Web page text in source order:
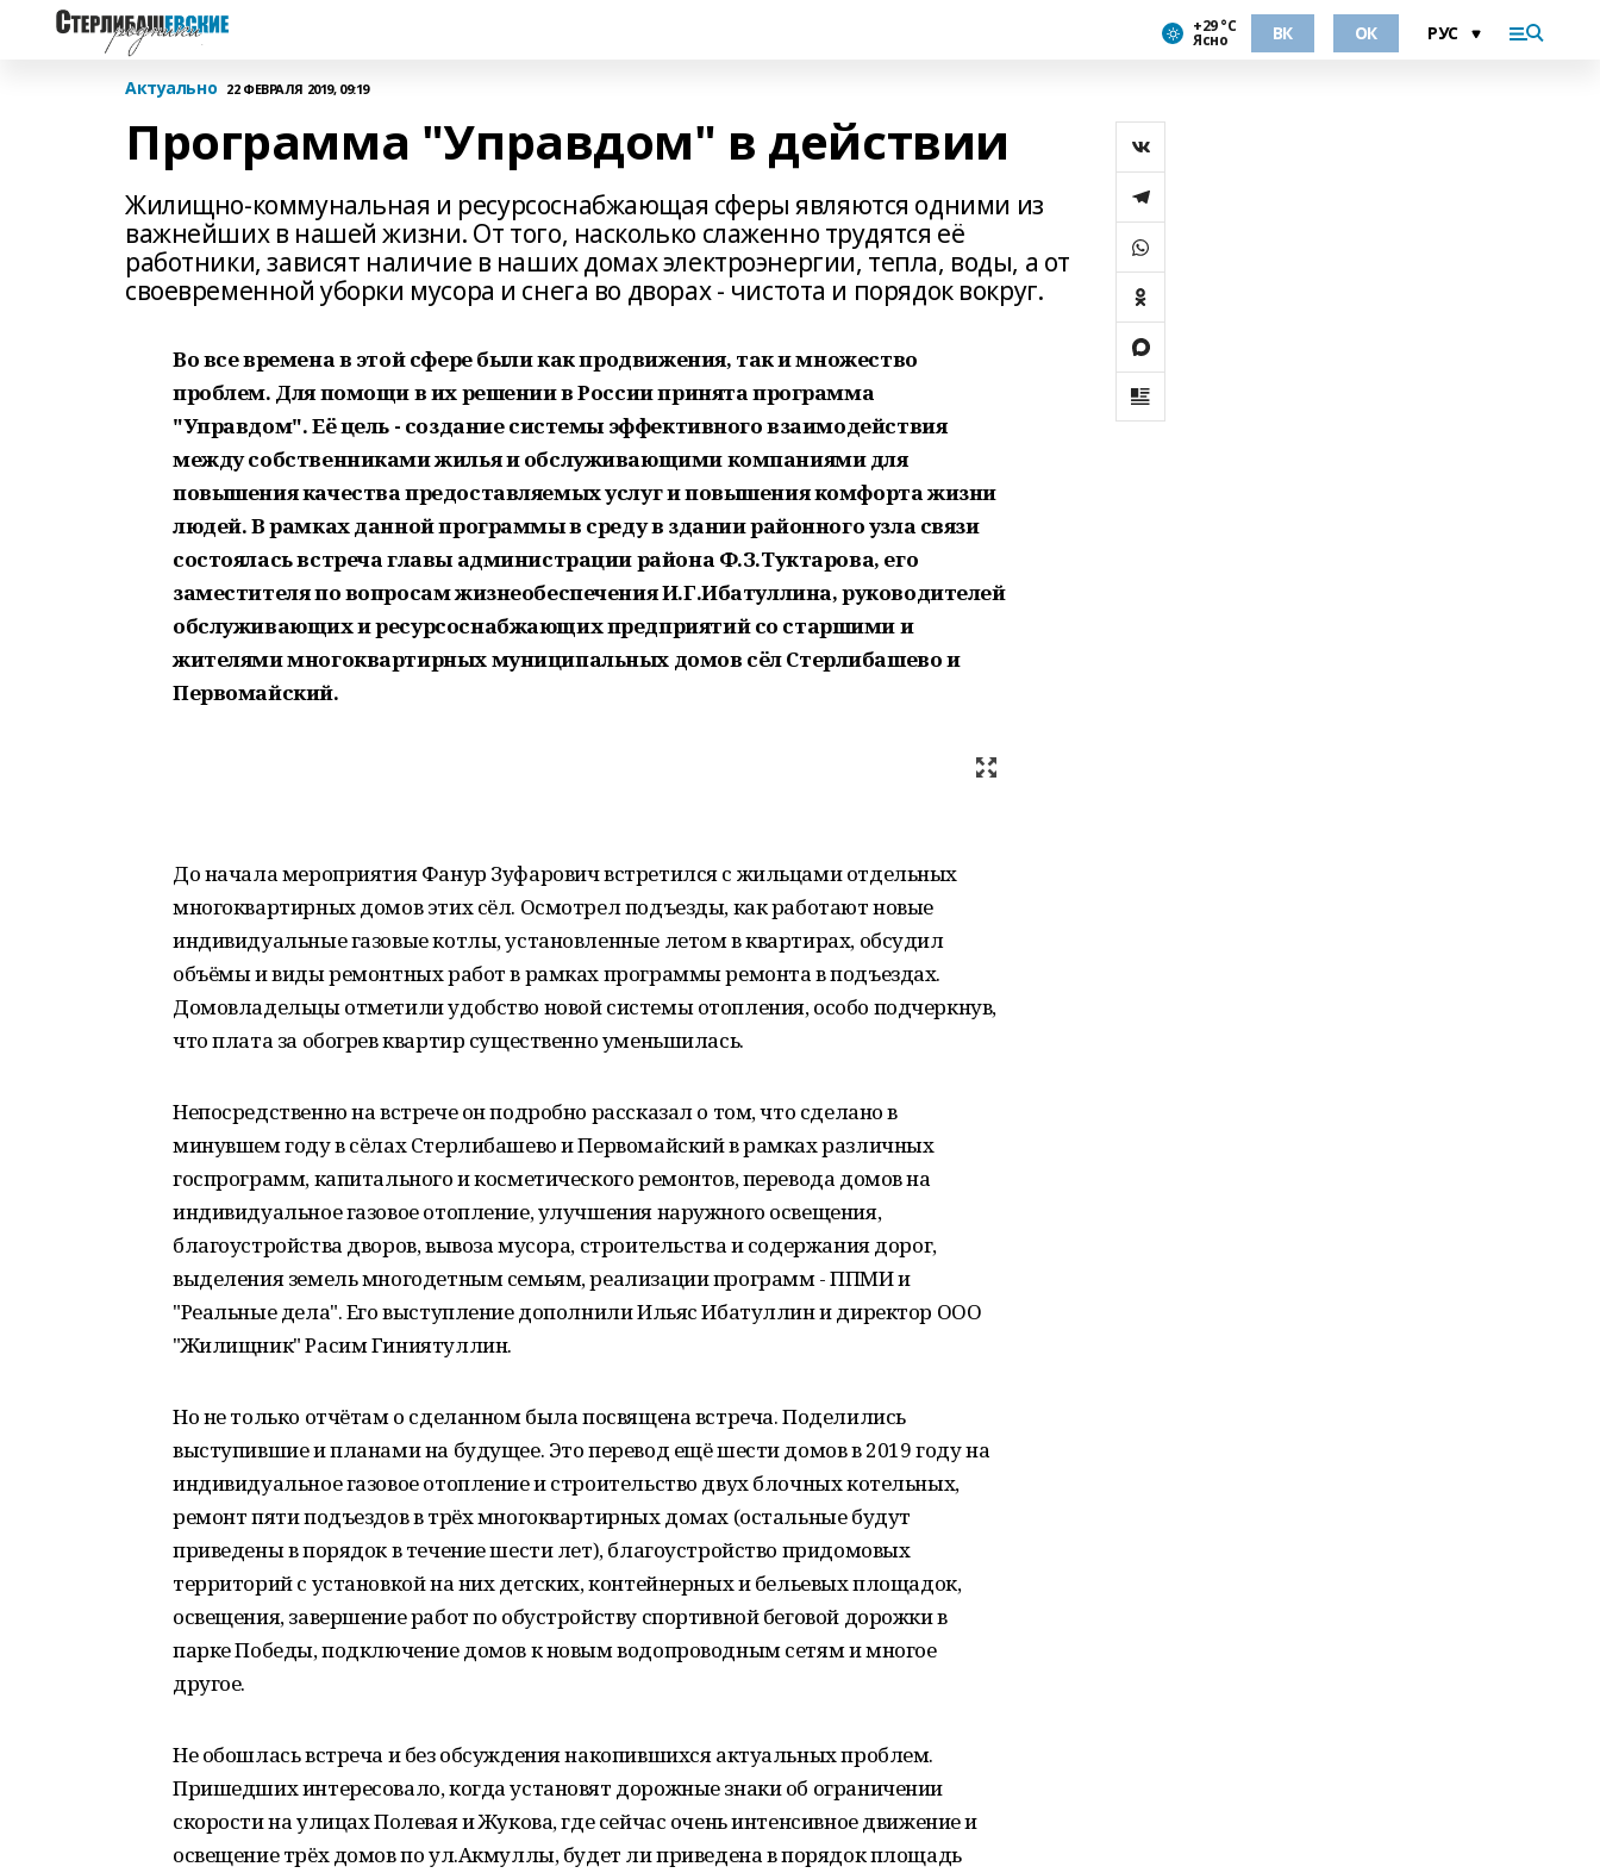
+29 °С
Ясно ВК ОК
Актуально 22 ФЕВРАЛЯ 2019, 09:19
Программа "Управдом" в действии
Жилищно-коммунальная и ресурсоснабжающая сферы являются одними из
важнейших в нашей жизни. От того, насколько слаженно трудятся её
работники, зависят наличие в наших домах электроэнергии, тепла, воды, а от
своевременной уборки мусора и снега во дворах - чистота и порядок вокруг.
Во все времена в этой сфере были как продвижения, так и множество
проблем. Для помощи в их решении в России принята программа
"Управдом". Её цель - создание системы эффективного взаимодействия
между собственниками жилья и обслуживающими компаниями для
повышения качества предоставляемых услуг и повышения комфорта жизни
людей. В рамках данной программы в среду в здании районного узла связи
состоялась встреча главы администрации района Ф.З.Туктарова, его
заместителя по вопросам жизнеобеспечения И.Г.Ибатуллина, руководителей
обслуживающих и ресурсоснабжающих предприятий со старшими и
жителями многоквартирных муниципальных домов сёл Стерлибашево и
Первомайский.
До начала мероприятия Фанур Зуфарович встретился с жильцами отдельных
многоквартирных домов этих сёл. Осмотрел подъезды, как работают новые
индивидуальные газовые котлы, установленные летом в квартирах, обсудил
объёмы и виды ремонтных работ в рамках программы ремонта в подъездах.
Домовладельцы отметили удобство новой системы отопления, особо подчеркнув,
что плата за обогрев квартир существенно уменьшилась.
Непосредственно на встрече он подробно рассказал о том, что сделано в
минувшем году в сёлах Стерлибашево и Первомайский в рамках различных
госпрограмм, капитального и косметического ремонтов, перевода домов на
индивидуальное газовое отопление, улучшения наружного освещения,
благоустройства дворов, вывоза мусора, строительства и содержания дорог,
выделения земель многодетным семьям, реализации программ - ППМИ и
"Реальные дела". Его выступление дополнили Ильяс Ибатуллин и директор ООО
"Жилищник" Расим Гиниятуллин.
Но не только отчётам о сделанном была посвящена встреча. Поделились
выступившие и планами на будущее. Это перевод ещё шести домов в 2019 году на
индивидуальное газовое отопление и строительство двух блочных котельных,
ремонт пяти подъездов в трёх многоквартирных домах (остальные будут
приведены в порядок в течение шести лет), благоустройство придомовых
территорий с установкой на них детских, контейнерных и бельевых площадок,
освещения, завершение работ по обустройству спортивной беговой дорожки в
парке Победы, подключение домов к новым водопроводным сетям и многое
другое.
Не обошлась встреча и без обсуждения накопившихся актуальных проблем.
Пришедших интересовало, когда установят дорожные знаки об ограничении
скорости на улицах Полевая и Жукова, где сейчас очень интенсивное движение и
освещение трёх домов по ул.Акмуллы, будет ли приведена в порядок площадь